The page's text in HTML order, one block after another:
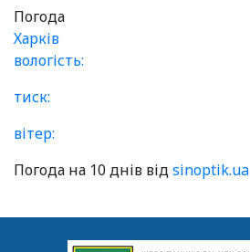
Погода
Харків
вологість:
тиск:
вітер:
Погода на 10 днів відsinoptik.ua